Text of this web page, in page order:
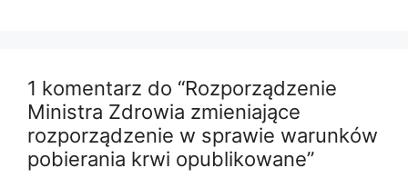
1 komentarz do “Rozporządzenie
Ministra Zdrowia zmieniające
rozporządzenie w sprawie warunków
pobierania krwi opublikowane”